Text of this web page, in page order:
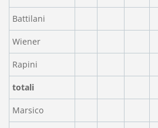
Battilani
Wiener
Rapini
totali
Marsico